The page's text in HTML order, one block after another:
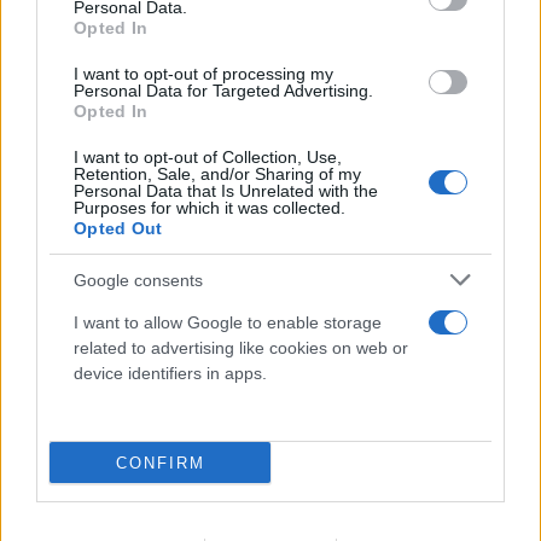
Personal Data.
Opted In
I want to opt-out of processing my
Personal Data for Targeted Advertising.
Opted In
I want to opt-out of Collection, Use,
Retention, Sale, and/or Sharing of my
Personal Data that Is Unrelated with the
Purposes for which it was collected.
Opted Out
Google consents
I want to allow Google to enable storage
related to advertising like cookies on web or
device identifiers in apps.
CONFIRM
Καιρός: Επιμένουν οι υψηλές θερμοκρασίες
- Ισχυρά μελτέμια έως 9 μποφόρ, σε «Red